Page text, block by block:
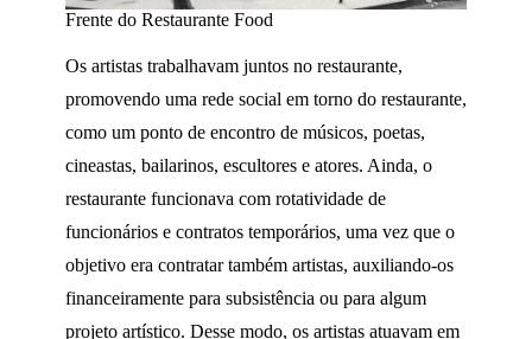
Frente do Restaurante Food
Os artistas trabalhavam juntos no restaurante,
promovendo uma rede social em torno do restaurante,
como um ponto de encontro de músicos, poetas,
cineastas, bailarinos, escultores e atores. Ainda, o
restaurante funcionava com rotatividade de
funcionários e contratos temporários, uma vez que o
objetivo era contratar também artistas, auxiliando-os
financeiramente para subsistência ou para algum
projeto artístico. Desse modo, os artistas atuavam em